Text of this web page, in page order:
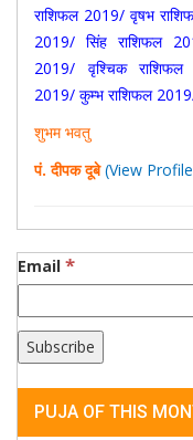
राशिफल 2019/वृषभ
2019/सिंह राशिफल
2019/ वृश्चिक
2019/ कुम्भ राशिफल 2019
शुभम भवतु
पं. दीपक दूबे(View
Email *
PUJA OF THIS